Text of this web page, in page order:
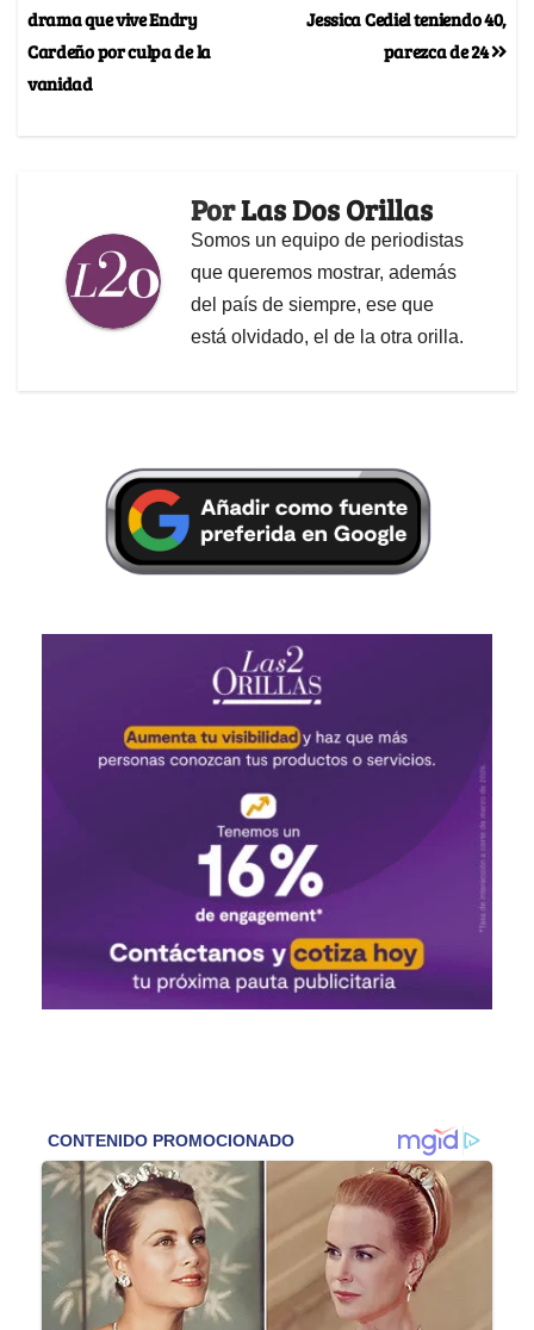
Jessica Cediel teniendo 40,
parezca de 24
drama que vive Endry
Cardeño por culpa de la
vanidad
PorLas Dos Orillas
Somos un equipo de periodistas
que queremos mostrar, además
del país de siempre, ese que
está olvidado, el de la otra orilla.